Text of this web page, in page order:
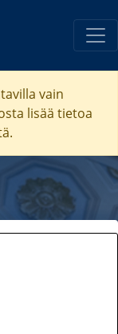
vain
lisää tietoa